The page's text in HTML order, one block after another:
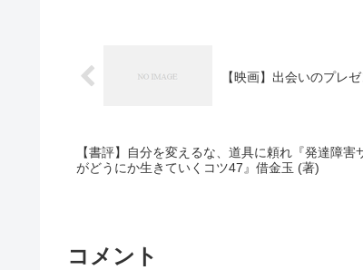
【映画】出会いのプレ
【書評】自分を変えるな、道具に頼れ『発達障
がどうにか生きていくコツ47』借金玉 (著)
コメント